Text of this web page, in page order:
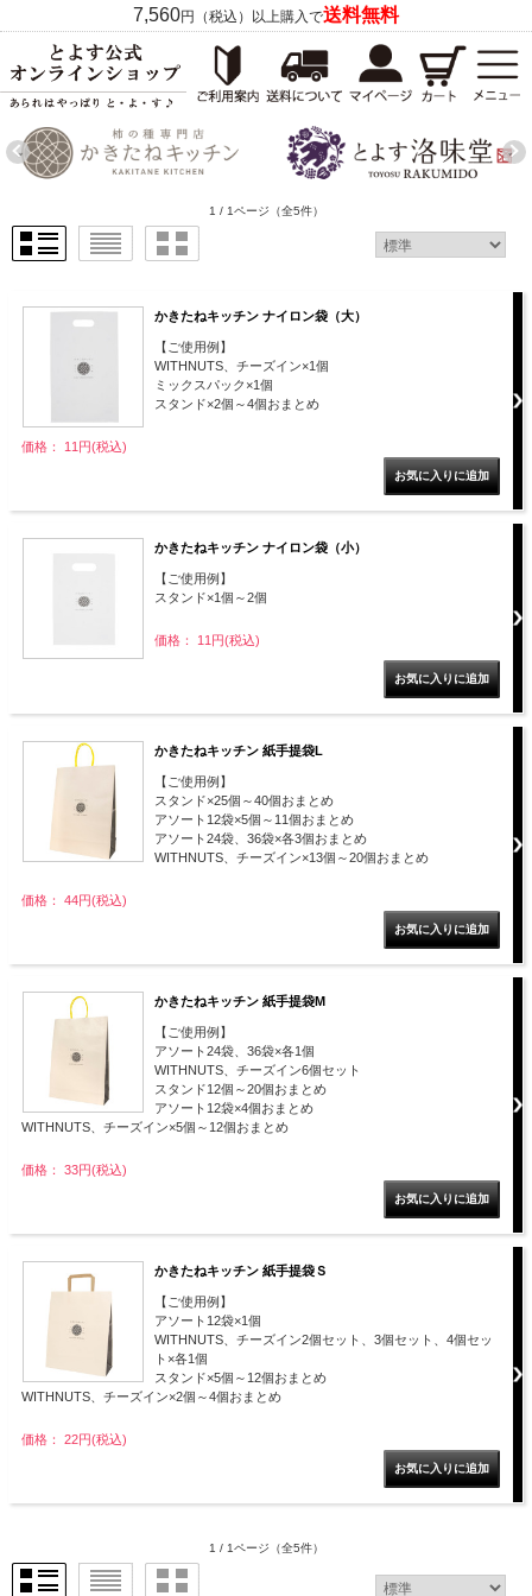
7,560円（税込）以上購入で送料無料
1 / 1ページ （全5件）
かきたねキッチン ナイロン袋（大）
【ご使用例】
WITHNUTS、チーズイン×1個
ミックスパック×1個
スタンド×2個～4個おまとめ
価格： 11円(税込)
かきたねキッチン ナイロン袋（小）
【ご使用例】
スタンド×1個～2個
価格： 11円(税込)
かきたねキッチン 紙手提袋L
【ご使用例】
スタンド×25個～40個おまとめ
アソート12袋×5個～11個おまとめ
アソート24袋、36袋×各3個おまとめ
WITHNUTS、チーズイン×13個～20個おまとめ
価格： 44円(税込)
かきたねキッチン 紙手提袋M
【ご使用例】
アソート24袋、36袋×各1個
WITHNUTS、チーズイン6個セット
スタンド12個～20個おまとめ
アソート12袋×4個おまとめ
WITHNUTS、チーズイン×5個～12個おまとめ
価格： 33円(税込)
かきたねキッチン 紙手提袋Ｓ
【ご使用例】
アソート12袋×1個
WITHNUTS、チーズイン2個セット、3個セット、4個セッ
ト×各1個
スタンド×5個～12個おまとめ
WITHNUTS、チーズイン×2個～4個おまとめ
価格： 22円(税込)
1 / 1ページ （全5件）